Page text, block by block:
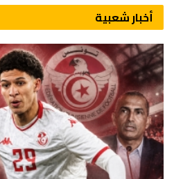
أخبار شعبية